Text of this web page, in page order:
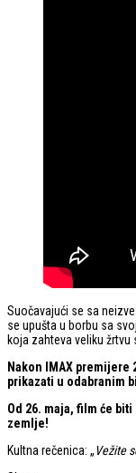
Suočavajući se sa
se upušta u borbu sa
koja zahteva veliku žrtvu
Nakon IMAX premijere
prikazati u odabranim
Od 26. maja, film će
zemlje!
Kultna rečenica: „Vežite